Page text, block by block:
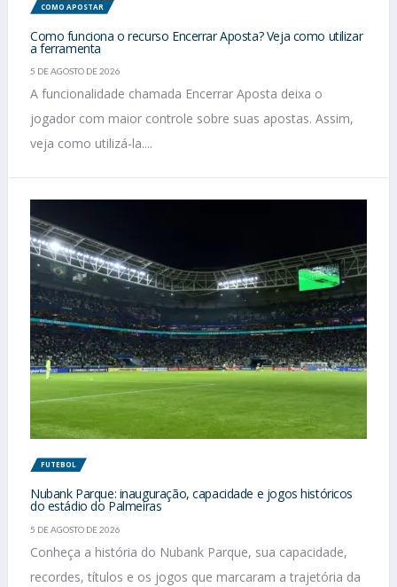
COMO APOSTAR
Como funciona o recurso Encerrar Aposta? Veja como utilizar
a ferramenta
5 DE AGOSTO DE 2026
A funcionalidade chamada Encerrar Aposta deixa o
jogador com maior controle sobre suas apostas. Assim,
veja como utilizá-la....
FUTEBOL
Nubank Parque: inauguração, capacidade e jogos históricos
do estádio do Palmeiras
5 DE AGOSTO DE 2026
Conheça a história do Nubank Parque, sua capacidade,
recordes, títulos e os jogos que marcaram a trajetória da